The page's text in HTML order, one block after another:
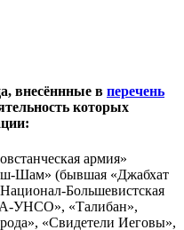
внесённные в перечень
которых
армия»
Шам» (бывшая «Джабхат
Большевистская
УНСО», «Талибан»,
«Свидетели Иеговы»,